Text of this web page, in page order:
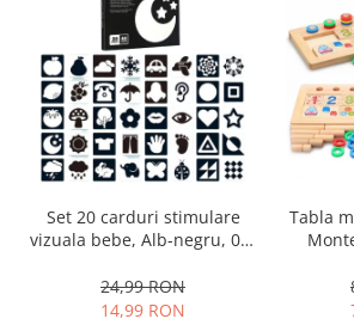
Set 20 carduri stimulare
vizuala bebe, Alb-negru, 0-3
24,99 RON
14,99 RON
Tabla